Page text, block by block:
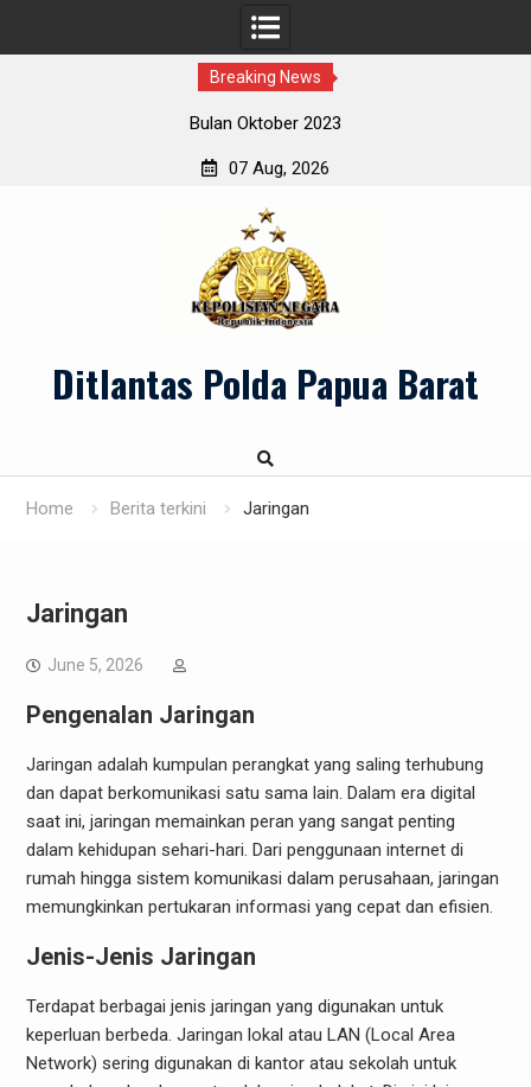
Breaking News
Bulan Oktober 2023
07 Aug, 2026
Ditlantas Polda Papua Barat
Home Berita terkini Jaringan
Jaringan
June 5, 2026
Pengenalan Jaringan
Jaringan adalah kumpulan perangkat yang saling terhubung
dan dapat berkomunikasi satu sama lain. Dalam era digital
saat ini, jaringan memainkan peran yang sangat penting
dalam kehidupan sehari-hari. Dari penggunaan internet di
rumah hingga sistem komunikasi dalam perusahaan, jaringan
memungkinkan pertukaran informasi yang cepat dan efisien.
Jenis-Jenis Jaringan
Terdapat berbagai jenis jaringan yang digunakan untuk
keperluan berbeda. Jaringan lokal atau LAN (Local Area
Network) sering digunakan di kantor atau sekolah untuk